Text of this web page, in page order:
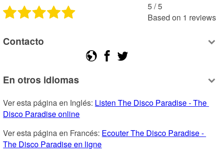
5 /5
Based on 1 reviews
Contacto
En otros idiomas
Ver esta página en Inglés: Listen The Disco Paradise - The
Disco Paradise online
Ver esta página en Francés: Ecouter The Disco Paradise -
The Disco Paradise en ligne